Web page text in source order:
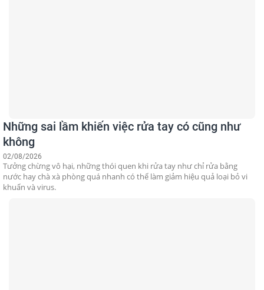
Những sai lầm khiến việc rửa tay có cũng như
không
02/08/2026
Tưởng chừng vô hại, những thói quen khi rửa tay như chỉ rửa bằng
nước hay chà xà phòng quá nhanh có thể làm giảm hiệu quả loại bỏ vi
khuẩn và virus.